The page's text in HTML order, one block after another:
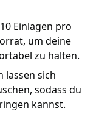
Einlagen pro
um deine
zu halten.
lassen sich
sodass du
kannst.